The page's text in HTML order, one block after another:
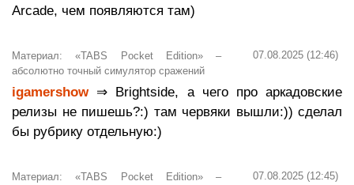
Arcade, чем появляются там)
07.08.2025 (12:46)
Материал: «TABS Pocket Edition» –
абсолютно точный симулятор сражений
igamershow⇒ Brightside, а чего про аркадовские
релизы не пишешь?:) там червяки вышли:)) сделал
бы рубрику отдельную:)
07.08.2025 (12:45)
Материал: «TABS Pocket Edition» –